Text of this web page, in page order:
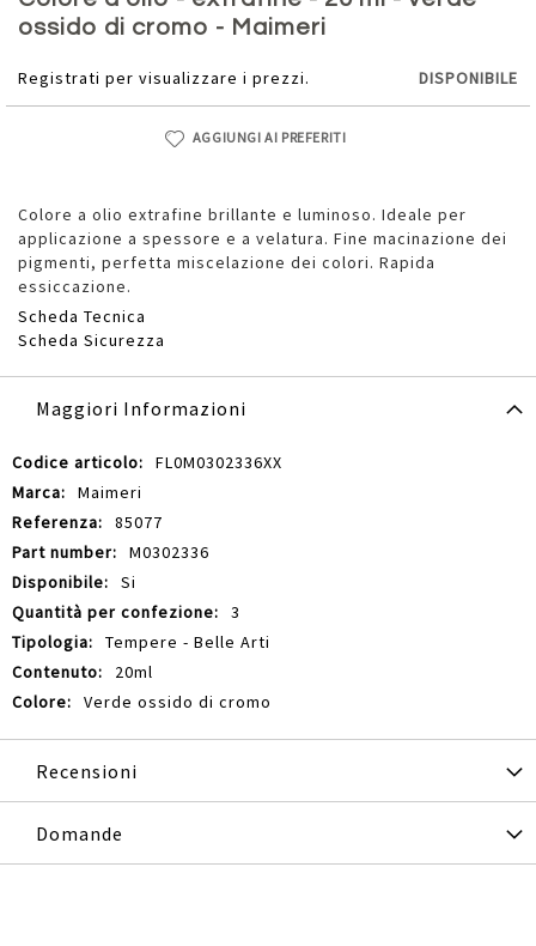
ossido di cromo - Maimeri
Registrati per visualizzare i prezzi. DISPONIBILE
AGGIUNGI AI PREFERITI
Colore a olio extrafine brillante e luminoso. Ideale per
applicazione a spessore e a velatura. Fine macinazione dei
pigmenti, perfetta miscelazione dei colori. Rapida
essiccazione.
Scheda Tecnica
Scheda Sicurezza
della
galleria
immagini
Maggiori Informazioni
Maggiori
Informazioni
FL0M0302336XX
Maimeri
85077
M0302336
Si
3
Tempere - Belle Arti
20ml
Verde ossido di cromo
Recensioni
Domande